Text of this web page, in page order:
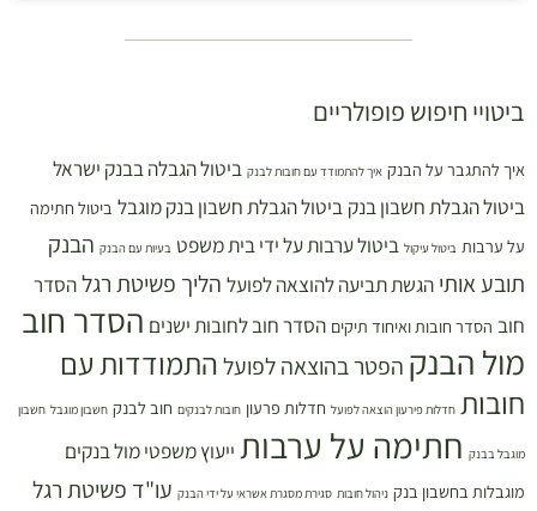
ביטויי חיפוש פופולריים
איך להתגבר על הבנק איך להתמודד עם חובות לבנק ביטול הגבלה בבנק ישראל
ביטול הגבלת חשבון בנק ביטול הגבלת חשבון בנק מוגבל ביטול חתימה
על ערבות ביטול עיקול ביטול ערבות על ידי בית משפט בעיות עם הבנק הבנק
תובע אותי הגשת תביעה להוצאה לפועל הליך פשיטת רגל הסדר
חוב הסדר חובות ואיחוד תיקים הסדר חוב לחובות ישנים הסדר חוב
מול הבנק הפטר בהוצאה לפועל התמודדות עם
חובות חדלות פירעון הוצאה לפועל חדלות פרעון חובות לבנקים חוב לבנק חשבון מוגבל חשבון
מוגבל בבנק חתימה על ערבות ייעוץ משפטי מול בנקים
מוגבלות בחשבון בנק ניהול חובות סגירת מסגרת אשראי על ידי הבנק עו"ד פשיטת רגל